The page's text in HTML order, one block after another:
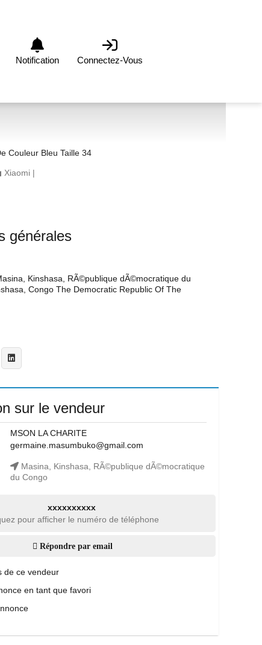
Notification Connectez-Vous
Couleur Bleu Taille 34
Xiaomi |
générales
Kinshasa, RÃ©publique dÃ©mocratique du
Congo The Democratic Republic Of The
sur le vendeur
MSON LA CHARITE
germaine.masumbuko@gmail.com
Masina, Kinshasa, RÃ©publique dÃ©mocratique
du Congo
xxxxxxxxxx
pour afficher le numéro de téléphone
Répondre par email
de ce vendeur
en tant que favori